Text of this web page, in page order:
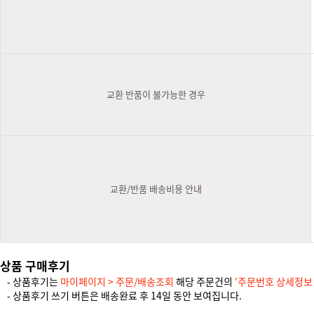
교환 반품이 불가능한 경우
교환/반품 배송비용 안내
상품 구매후기
- 상품후기는 마이페이지 > 주문/배송조회 해당 주문건의 '주문번호 상세정
- 상품후기 쓰기 버튼은 배송완료 후 14일 동안 보여집니다.